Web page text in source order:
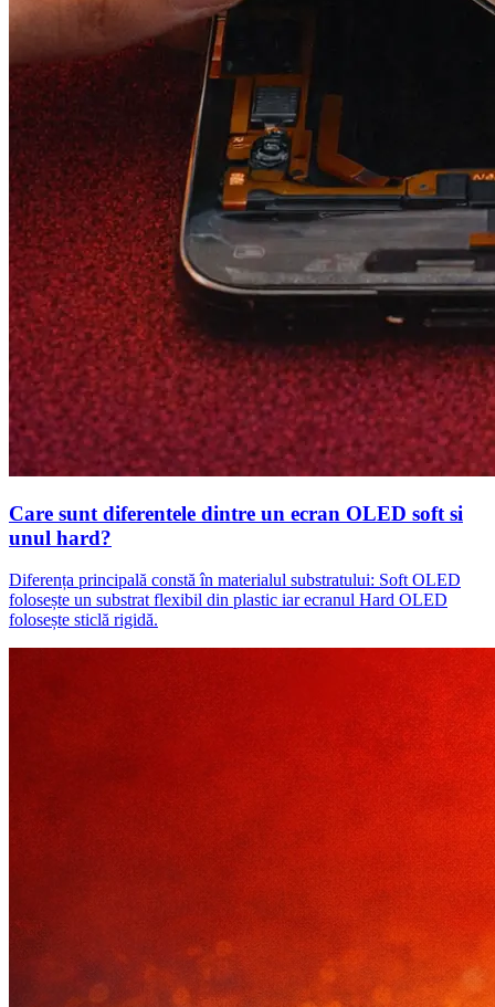
Care sunt diferentele dintre un ecran OLED soft si
unul hard?
Diferența principală constă în materialul substratului: Soft OLED
folosește un substrat flexibil din plastic iar ecranul Hard OLED
folosește sticlă rigidă.